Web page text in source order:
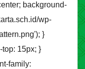
background-
wp-
}
15px; }
family: